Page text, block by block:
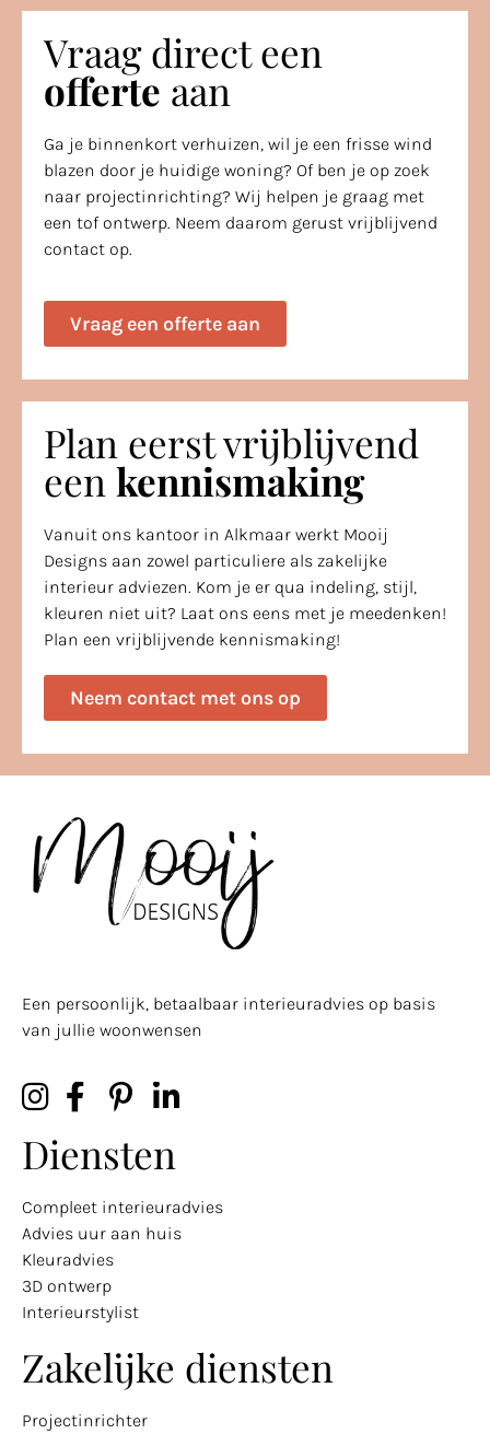
Vraag direct een
offerte aan
Ga je binnenkort verhuizen, wil je een frisse wind
blazen door je huidige woning? Of ben je op zoek
naar projectinrichting? Wij helpen je graag met
een tof ontwerp. Neem daarom gerust vrijblijvend
contact op.
Vraag een offerte aan
Plan eerst vrijblijvend
een kennismaking
Vanuit ons kantoor in Alkmaar werkt Mooij
Designs aan zowel particuliere als zakelijke
interieur adviezen. Kom je er qua indeling, stijl,
kleuren niet uit? Laat ons eens met je meedenken!
Plan een vrijblijvende kennismaking!
Neem contact met ons op
Een persoonlijk, betaalbaar interieuradvies op basis
van jullie woonwensen
Diensten
Compleet interieuradvies
Advies uur aan huis
Kleuradvies
3D ontwerp
Interieurstylist
Zakelijke diensten
Projectinrichter